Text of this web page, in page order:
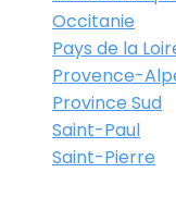
Occitanie
Pays de la
Provence-
Province Sud
Saint-Paul
Saint-Pierre